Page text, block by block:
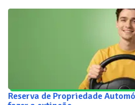
Reserva de Propriedade